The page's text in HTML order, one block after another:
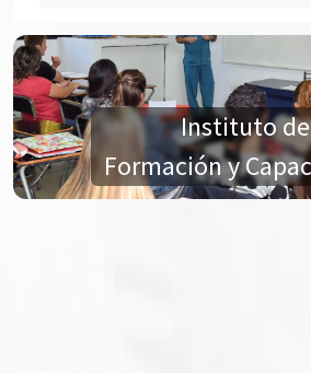
Instituto de
Formación y